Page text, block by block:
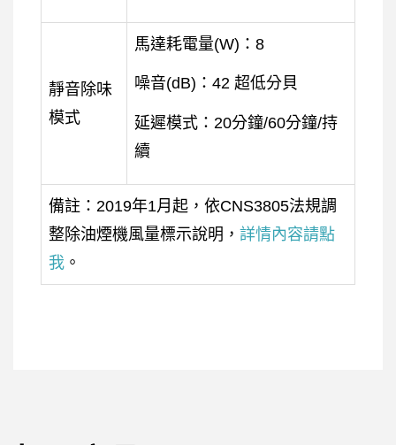
靜音除味
模式
馬達耗電量(W)：8
噪音(dB)：42 超低分貝
延遲模式：20分鐘/60分鐘/持
續
備註：2019年1月起，依CNS3805法規調
整除油煙機風量標示說明， 詳情內容請點
我 。